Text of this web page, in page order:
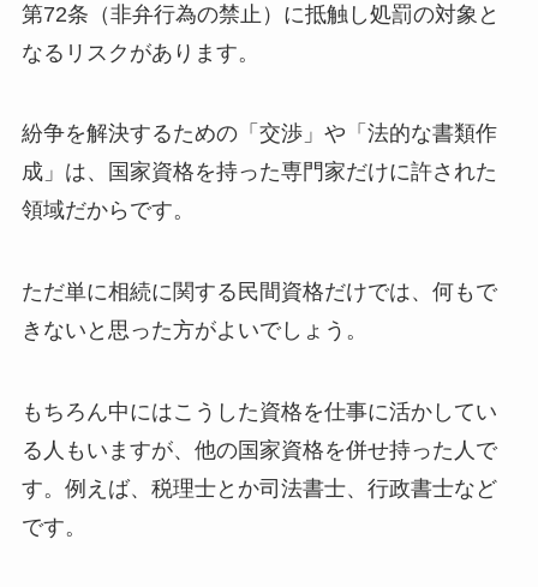
第72条（非弁行為の禁止）に抵触し処罰の対象と
なるリスクがあります。
紛争を解決するための「交渉」や「法的な書類作
成」は、国家資格を持った専門家だけに許された
領域だからです。
ただ単に相続に関する民間資格だけでは、何もで
きないと思った方がよいでしょう。
もちろん中にはこうした資格を仕事に活かしてい
る人もいますが、他の国家資格を併せ持った人で
す。例えば、税理士とか司法書士、行政書士など
です。